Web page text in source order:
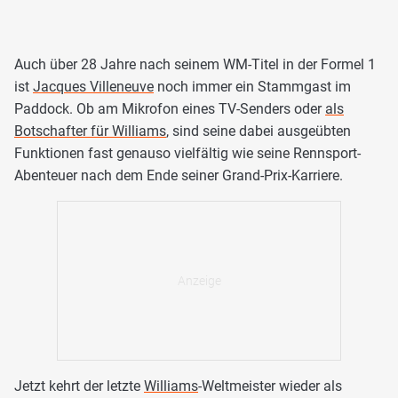
Auch über 28 Jahre nach seinem WM-Titel in der Formel 1
ist Jacques Villeneuve noch immer ein Stammgast im
Paddock. Ob am Mikrofon eines TV-Senders oder als
Botschafter für Williams, sind seine dabei ausgeübten
Funktionen fast genauso vielfältig wie seine Rennsport-
Abenteuer nach dem Ende seiner Grand-Prix-Karriere.
Jetzt kehrt der letzte Williams-Weltmeister wieder als